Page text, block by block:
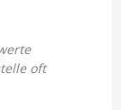
oft